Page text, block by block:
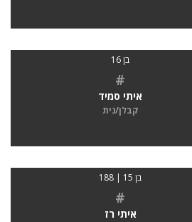
בן 16
#
איתי סמיד
קבלן/נית
בן 15 | 188
#
איתי רז